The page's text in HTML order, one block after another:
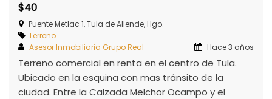
$40
Puente Metlac 1, Tula de Allende, Hgo.
Terreno
Asesor Inmobiliaria Grupo Real
Hace 3 años
Terreno comercial en renta en el centro de Tula.
Ubicado en la esquina con mas tránsito de la
ciudad. Entre la Calzada Melchor Ocampo y el